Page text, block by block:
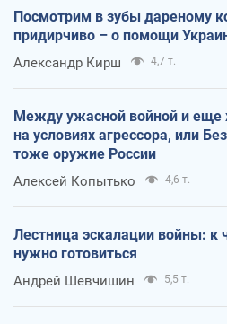
Посмотрим в зубы дареному
придирчиво – о помощи
Александр Кирш 4,7 т.
Между ужасной войной и
на условиях агрессора, или
тоже оружие России
Алексей Копытько 4,6 т.
Лестница эскалации войны: к
нужно готовиться
Андрей Шевчишин 5,5 т.